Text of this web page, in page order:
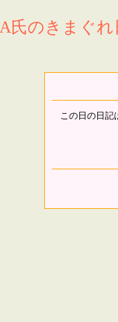
A氏のきまぐれ
この日の日記